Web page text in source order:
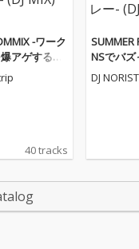
-ワーク
アゲする神
(DJ MI
40 tracks
SUMMER
NSでバズ
OP&人気
レー- (DJ
DJ